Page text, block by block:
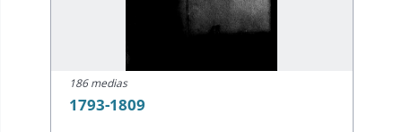
186 medias
1793-1809